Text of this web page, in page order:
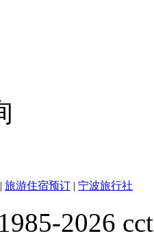
| 旅游住宿预订 | 宁波旅行社
2026